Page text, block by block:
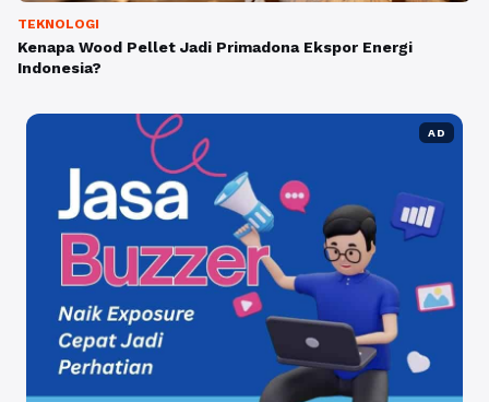
TEKNOLOGI
Kenapa Wood Pellet Jadi Primadona Ekspor Energi
Indonesia?
AD